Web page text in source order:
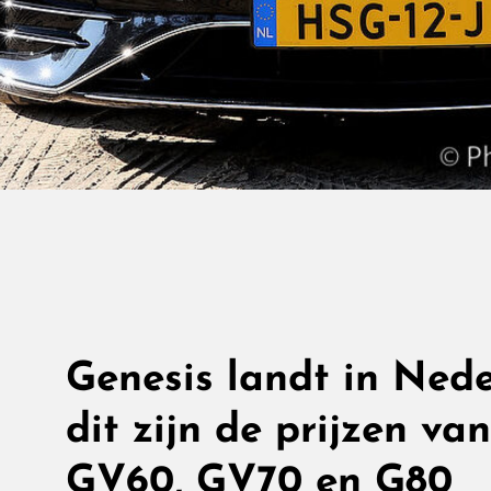
Genesis landt in
dit zijn de prijzen
GV60, GV70 en G80